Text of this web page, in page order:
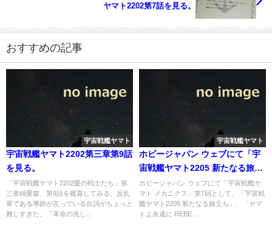
ヤマト2202第7話を見る。
おすすめの記事
宇宙戦艦ヤマト
宇宙戦艦ヤマト2202第三章第9話
を見る。
「宇宙戦艦ヤマト2202愛の戦士たち」第
三章純愛篇、第9話を鑑賞してみる。反乱
軍である導師が言っている台詞がちょっと
難しすぎた。「革命の兆し...
宇宙戦艦ヤマト
ホビージャパン ウェブにて「宇
宙戦艦ヤマト2205 新たなる旅立
ち」登場メカ、ヒュウガ級戦闘
空母ヒュウガ特集記事がアップ
ホビージャパン ウェブにて「宇宙戦艦ヤ
マト メカニクス」第7回として、「宇宙戦
艦ヤマト2205 新たなる旅立ち」、「ヤマ
トよ永遠に REBE...